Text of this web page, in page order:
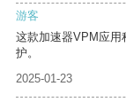
游客
这款加速器VPM应用
护。
2025-01-23